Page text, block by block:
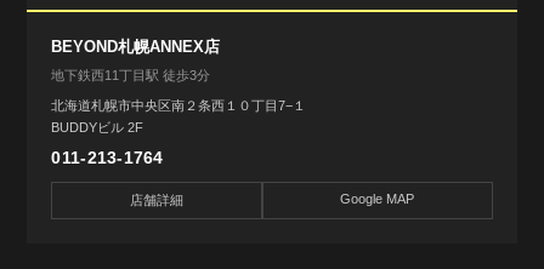
BEYOND札幌ANNEX店
地下鉄西11丁目駅 徒歩3分
北海道札幌市中央区南２条西１０丁目7−１
BUDDYビル 2F
011-213-1764
店舗詳細 Google MAP